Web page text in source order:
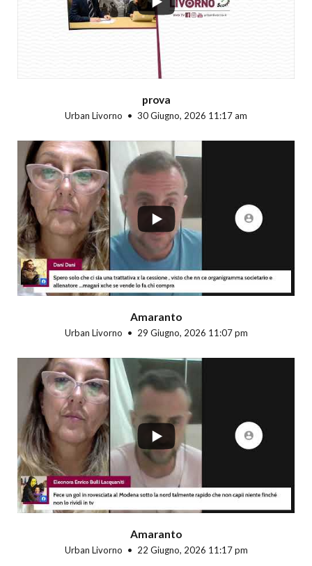
prova
Urban Livorno 30 Giugno, 2026 11:17 am
Amaranto
Urban Livorno 29 Giugno, 2026 11:07 pm
Amaranto
Urban Livorno 22 Giugno, 2026 11:17 pm